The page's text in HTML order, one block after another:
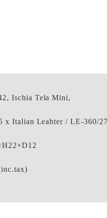
Ischia Tela Mini,
x Italian Leahter / LE-360/